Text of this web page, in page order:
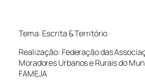
Tema: Escrita & Território
Realização: Federação das
Moradores Urbanos e Rurais do
FAMEJA